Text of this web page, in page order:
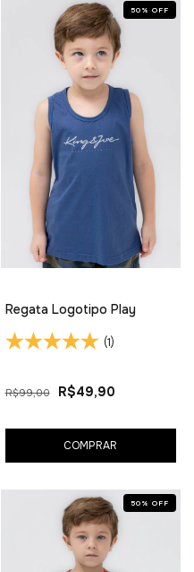
50 % OFF
Regata Logotipo Play
(1)
R$99,00 R$49,90
COMPRAR
50 % OFF